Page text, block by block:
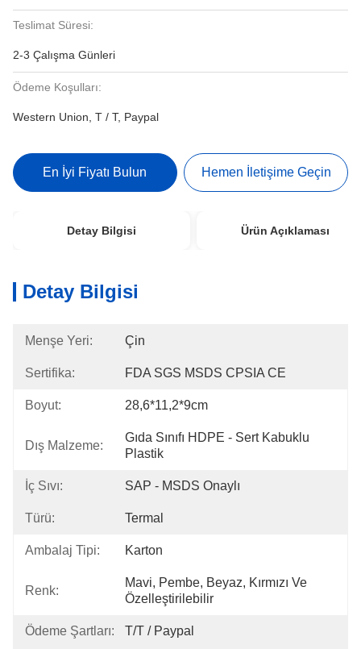
Teslimat Süresi:
2-3 Çalışma Günleri
Ödeme Koşulları:
Western Union, T / T, Paypal
En İyi Fiyatı Bulun Hemen İletişime Geçin
Detay Bilgisi Ürün Açıklaması
Detay Bilgisi
Menşe Yeri: Çin
Sertifika: FDA SGS MSDS CPSIA CE
Boyut: 28,6*11,2*9cm
Dış Malzeme:
Gıda Sınıfı HDPE - Sert Kabuklu
Plastik
İç Sıvı: SAP - MSDS Onaylı
Türü: Termal
Ambalaj Tipi: Karton
Renk:
Mavi, Pembe, Beyaz, Kırmızı Ve
Özelleştirilebilir
Ödeme Şartları: T/T / Paypal